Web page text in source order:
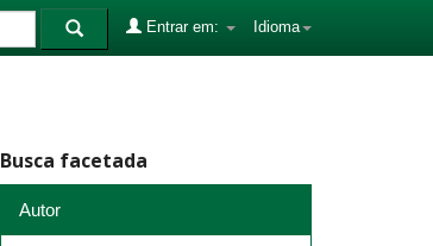
Idioma
Entrar em:
Busca facetada
Autor